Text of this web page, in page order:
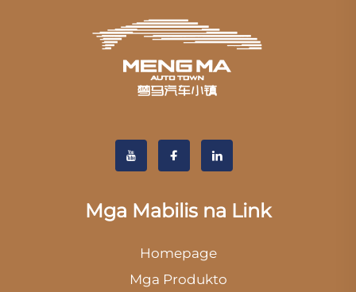
Mga Mabilis na Link
Homepage
Mga Produkto